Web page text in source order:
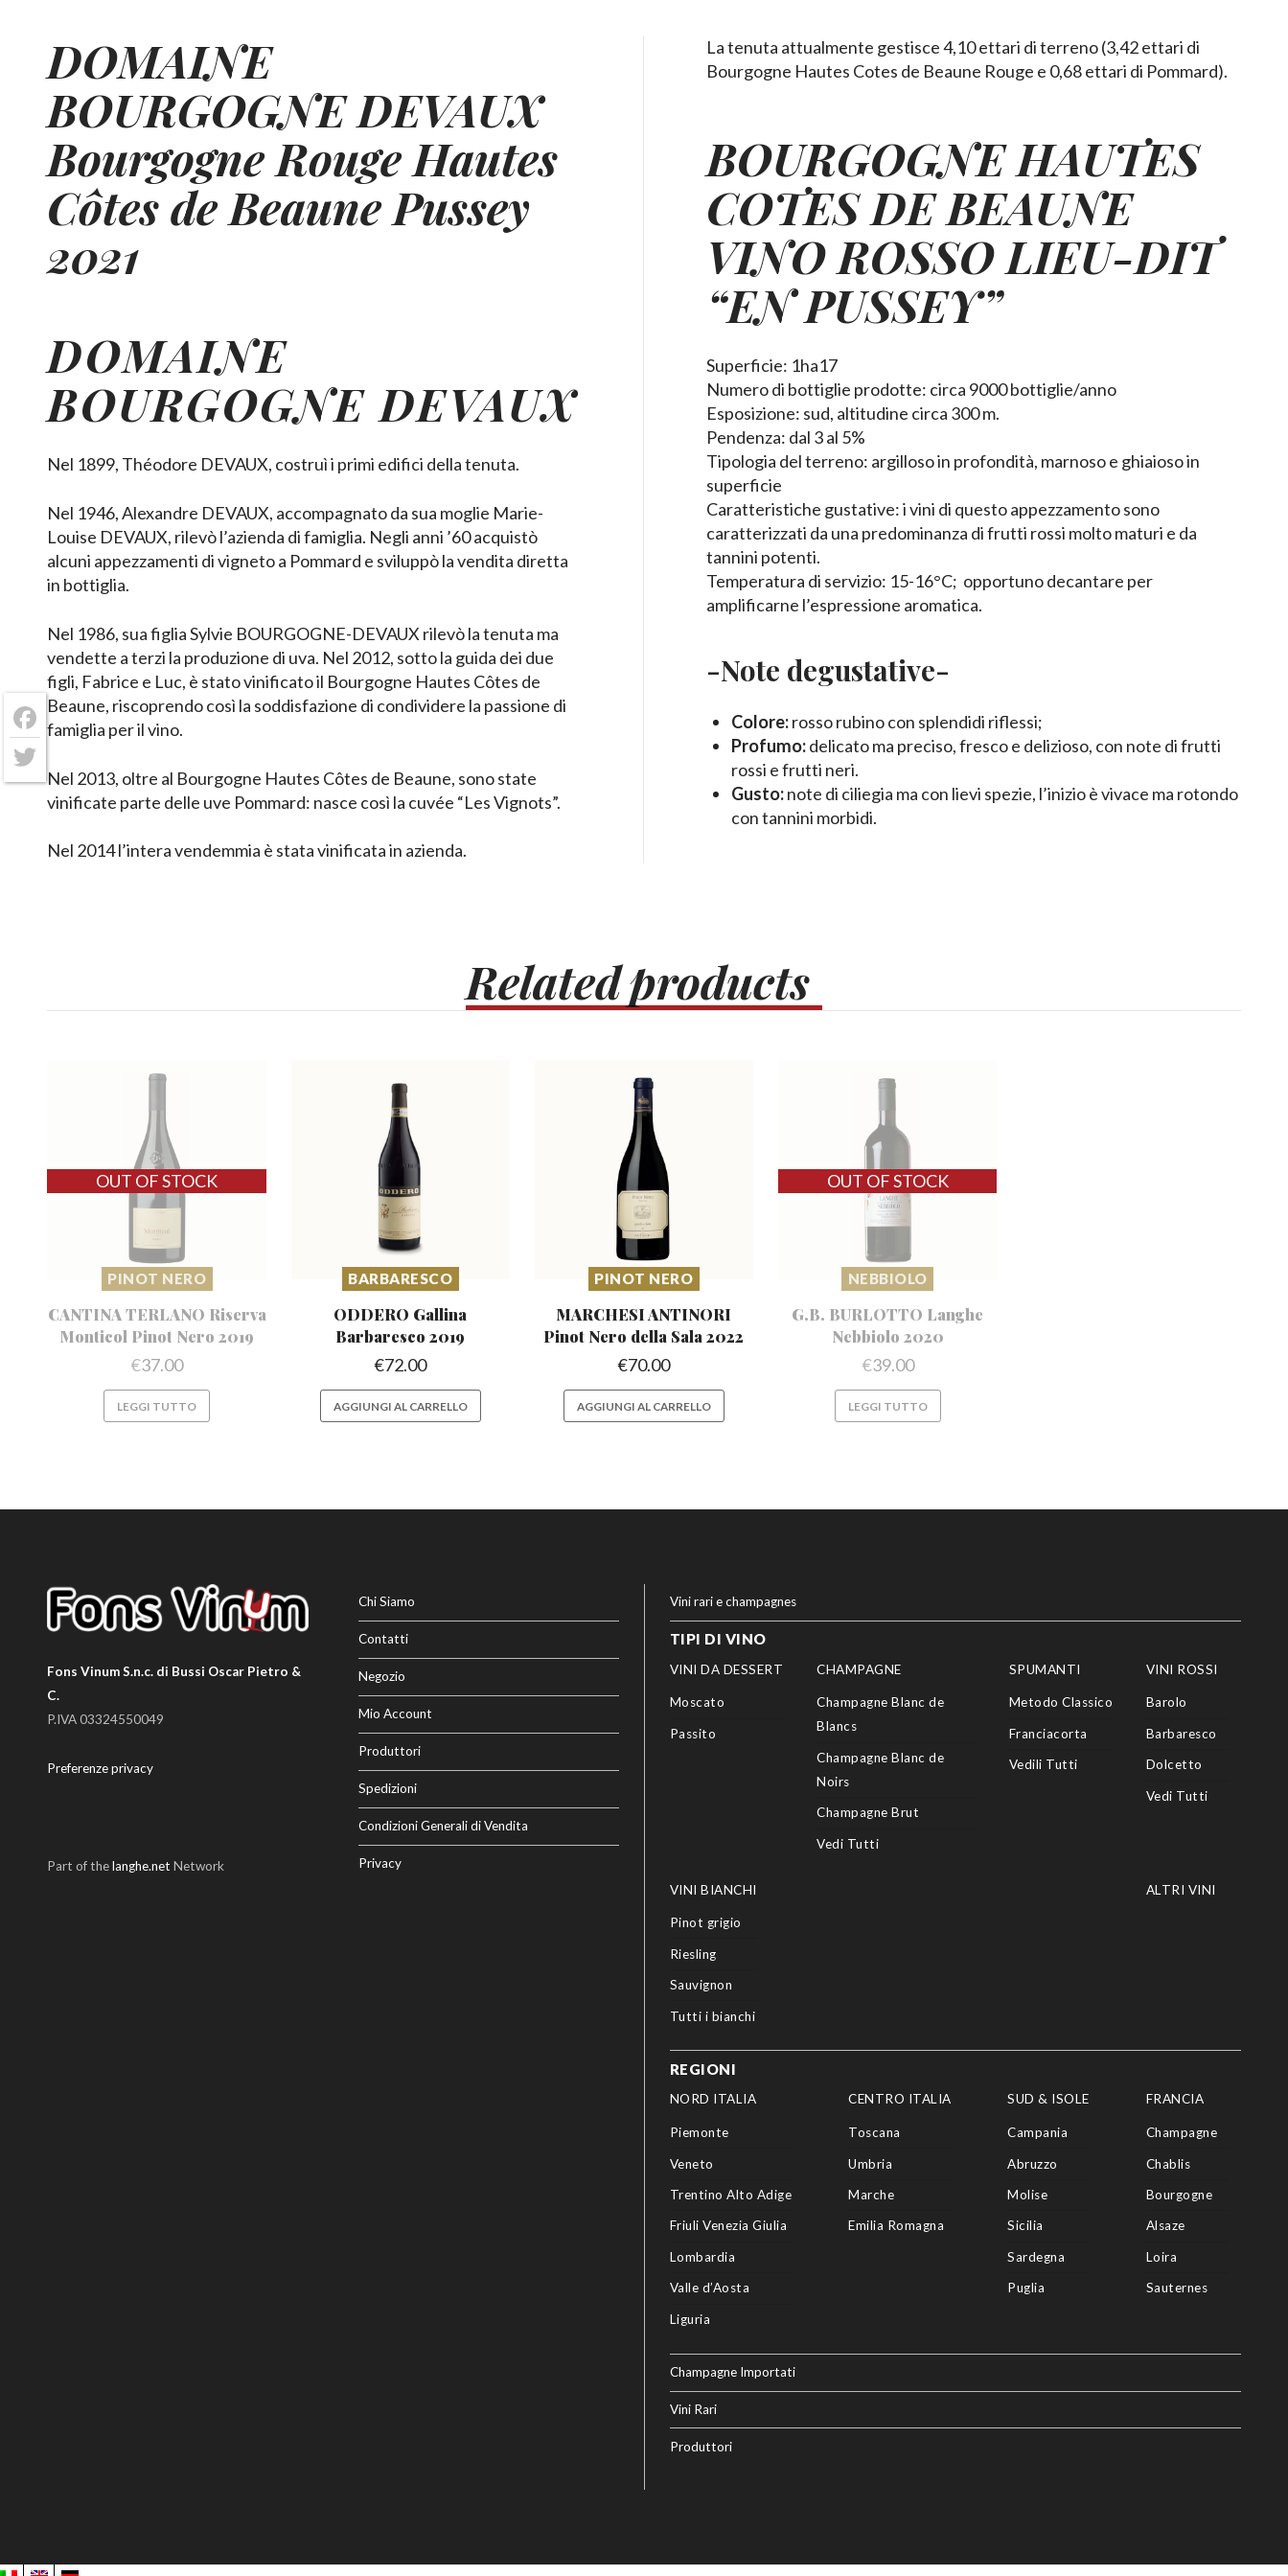
DOMAINE
BOURGOGNE DEVAUX
Bourgogne Rouge Hautes
Côtes de Beaune Pussey
2021
DOMAINE
BOURGOGNE DEVAUX
Nel 1899, Théodore DEVAUX, costruì i primi edifici della tenuta.
Nel 1946, Alexandre DEVAUX, accompagnato da sua moglie Marie-
Louise DEVAUX, rilevò l’azienda di famiglia. Negli anni ’60 acquistò
alcuni appezzamenti di vigneto a Pommard e sviluppò la vendita diretta
in bottiglia.
Nel 1986, sua figlia Sylvie BOURGOGNE-DEVAUX rilevò la tenuta ma
vendette a terzi la produzione di uva. Nel 2012, sotto la guida dei due
figli, Fabrice e Luc, è stato vinificato il Bourgogne Hautes Côtes de
Beaune, riscoprendo così la soddisfazione di condividere la passione di
famiglia per il vino.
Nel 2013, oltre al Bourgogne Hautes Côtes de Beaune, sono state
vinificate parte delle uve Pommard: nasce così la cuvée “Les Vignots”.
Nel 2014 l’intera vendemmia è stata vinificata in azienda.
La tenuta attualmente gestisce 4,10 ettari di terreno (3,42 ettari di
Bourgogne Hautes Cotes de Beaune Rouge e 0,68 ettari di Pommard).
BOURGOGNEHAUTES
COTES DE BEAUNE
VINO ROSSO LIEU-DIT
“EN PUSSEY”
Superficie: 1ha17
Numero di bottiglie prodotte: circa 9000 bottiglie/anno
Esposizione: sud, altitudine circa 300 m.
Pendenza: dal 3 al 5%
Tipologia del terreno: argilloso in profondità, marnoso e ghiaioso in
superficie
Caratteristiche gustative: i vini di questo appezzamento sono
caratterizzati da una predominanza di frutti rossi molto maturi e da
tannini potenti.
Temperatura di servizio: 15-16°C; opportuno decantare per
amplificarne l’espressione aromatica.
-Note degustative-
Colore:rosso rubino con splendidi riflessi;
Profumo:delicato ma preciso, fresco e delizioso, con note di frutti
rossi e frutti neri.
Gusto:note di ciliegia ma con lievi spezie, l’inizio è vivace ma rotondo
con tannini morbidi.
Relatedproducts
PINOT NERO
CANTINA TERLANO Riserva
Monticol Pinot Nero 2019
€37.00
LEGGI TUTTO
BARBARESCO
ODDERO Gallina
Barbaresco2019
€72.00
AGGIUNGI AL CARRELLO
PINOT NERO
MARCHESI ANTINORI
Pinot Nero della Sala 2022
€70.00
AGGIUNGI AL CARRELLO
NEBBIOLO
G.B. BURLOTTO Langhe
Nebbiolo 2020
€39.00
LEGGI TUTTO
Fons Vinum S.n.c. di Bussi Oscar Pietro &
C.
P.IVA 03324550049
Preferenze privacy
Part of thelanghe.net Network
Chi Siamo
Contatti
Negozio
Mio Account
Produttori
Spedizioni
Condizioni Generali di Vendita
Privacy
Vini rari e champagnes
TIPI DI VINO
VINI DA DESSERT
Moscato
Passito
CHAMPAGNE
Champagne Blanc de
Blancs
Champagne Blanc de
Noirs
Champagne Brut
Vedi Tutti
SPUMANTI
Metodo Classico
Franciacorta
Vedili Tutti
VINI ROSSI
Barolo
Barbaresco
Dolcetto
Vedi Tutti
VINI BIANCHI
Pinot grigio
Riesling
Sauvignon
Tutti i bianchi
ALTRI VINI
REGIONI
NORD ITALIA
Piemonte
Veneto
Trentino Alto Adige
Friuli Venezia Giulia
Lombardia
Valle d’Aosta
Liguria
CENTRO ITALIA
Toscana
Umbria
Marche
Emilia Romagna
SUD & ISOLE
Campania
Abruzzo
Molise
Sicilia
Sardegna
Puglia
FRANCIA
Champagne
Chablis
Bourgogne
Alsaze
Loira
Sauternes
Champagne Importati
Vini Rari
Produttori
Facebook
Twitter